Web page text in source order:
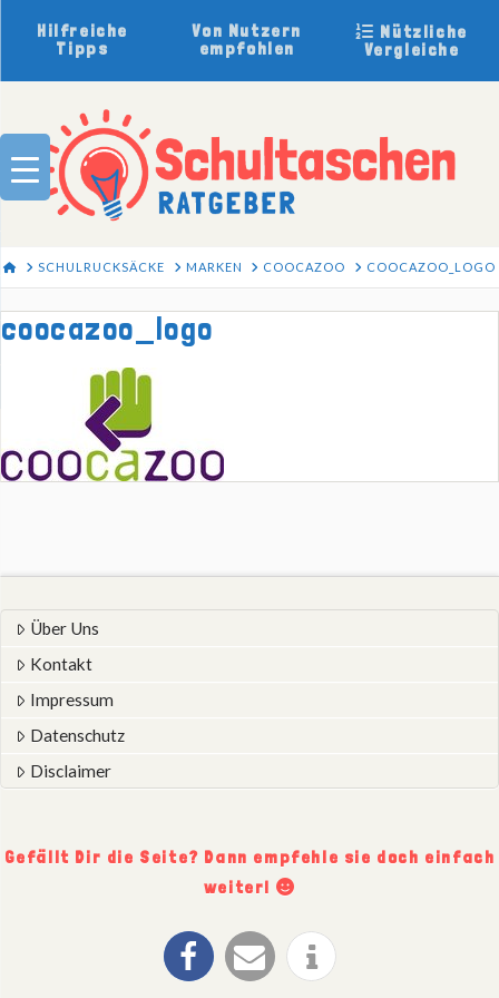
Hilfreiche
Tipps
Von Nutzern
empfohlen
Nützliche
Vergleiche
HOMESCHULRUCKSÄCKE MARKEN COOCAZOO COOCAZOO_LOGO
coocazoo_logo
Über Uns
Kontakt
Impressum
Datenschutz
Disclaimer
Gefällt Dir die Seite? Dann empfehle sie doch einfach
weiter!